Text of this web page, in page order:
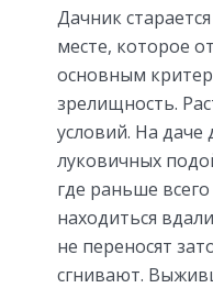
Дачник
месте, которое
основным
зрелищность.
условий. На
луковичных
где раньше
находиться
не переносят
сгнивают.